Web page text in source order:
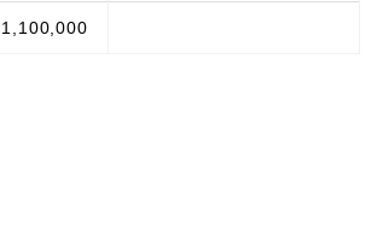
1,100,000